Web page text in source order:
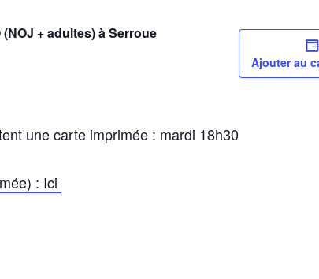
+ adultes) à Serroue
une carte imprimée : mardi 18h30
: Ici
Ajouter au